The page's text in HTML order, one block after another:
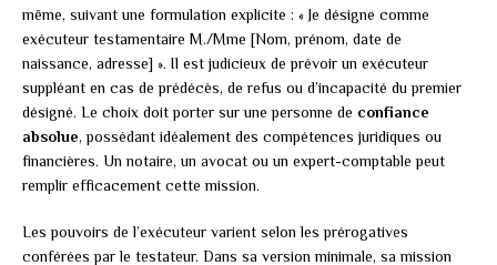
même, suivant une formulation explicite : « Je désigne comme
exécuteur testamentaire M./Mme [Nom, prénom, date de
naissance, adresse] ». Il est judicieux de prévoir un exécuteur
suppléant en cas de prédécès, de refus ou d’incapacité du premier
désigné. Le choix doit porter sur une personne de confiance
absolue, possédant idéalement des compétences juridiques ou
financières. Un notaire, un avocat ou un expert-comptable peut
remplir efficacement cette mission.
Les pouvoirs de l’exécuteur varient selon les prérogatives
conférées par le testateur. Dans sa version minimale, sa mission